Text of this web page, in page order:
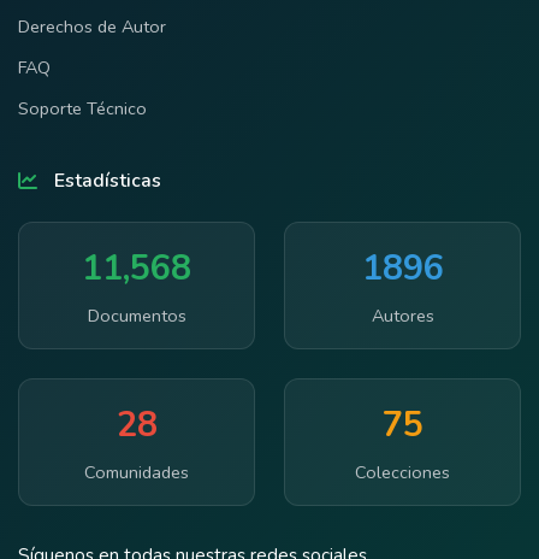
Derechos de Autor
FAQ
Soporte Técnico
Estadísticas
11,568
Documentos
1896
Autores
28
Comunidades
75
Colecciones